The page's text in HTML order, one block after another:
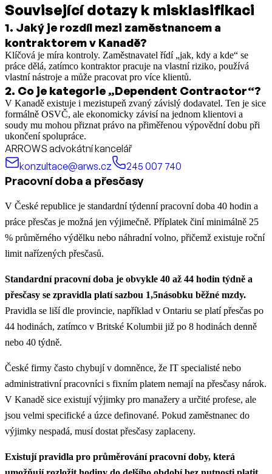
Související dotazy k misklasifikaci
1. Jaký je rozdíl mezi zaměstnancem a
kontraktorem v Kanadě?
Klíčová je míra kontroly. Zaměstnavatel řídí „jak, kdy a kde“ se
práce dělá, zatímco kontraktor pracuje na vlastní riziko, používá
vlastní nástroje a může pracovat pro více klientů.
2. Co je kategorie „Dependent Contractor“?
V Kanadě existuje i mezistupeň zvaný závislý dodavatel. Ten je sice
formálně OSVČ, ale ekonomicky závisí na jednom klientovi a
soudy mu mohou přiznat právo na přiměřenou výpovědní dobu při
ukončení spolupráce.
ARROWS advokátní kancelář
konzultace@arws.cz
245 007 740
Pracovní doba a přesčasy
V České republice je standardní týdenní pracovní doba 40 hodin a
práce přesčas je možná jen výjimečně. Příplatek činí minimálně 25
% průměrného výdělku nebo náhradní volno, přičemž existuje roční
limit nařízených přesčasů.
Standardní pracovní doba je obvykle 40 až 44 hodin týdně a
přesčasy se zpravidla platí sazbou 1,5násobku běžné mzdy.
Pravidla se liší dle provincie, například v Ontariu se platí přesčas po
44 hodinách, zatímco v Britské Kolumbii již po 8 hodinách denně
nebo 40 týdně.
České firmy často chybují v domněnce, že IT specialisté nebo
administrativní pracovníci s fixním platem nemají na přesčasy nárok.
V Kanadě sice existují výjimky pro manažery a určité profese, ale
jsou velmi specifické a úzce definované. Pokud zaměstnanec do
výjimky nespadá, musí dostat přesčasy zaplaceny.
Existují pravidla pro průměrování pracovní doby, která